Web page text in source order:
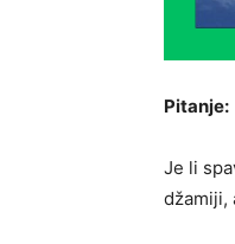
Pitanje:
Je li
džamiji,